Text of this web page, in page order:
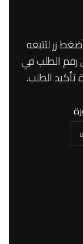
زر لتتبعه
رقم الطلب في
تأكيد الطلب.